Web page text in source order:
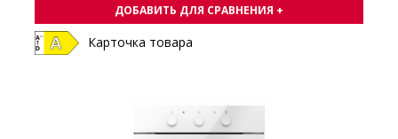
ДОБАВИТЬ ДЛЯ СРАВНЕНИЯ +
Карточка товара